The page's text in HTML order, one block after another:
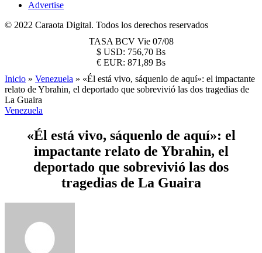
Advertise
© 2022 Caraota Digital. Todos los derechos reservados
TASA BCV Vie 07/08
$ USD: 756,70 Bs
€ EUR: 871,89 Bs
Inicio » Venezuela » «Él está vivo, sáquenlo de aquí»: el impactante
relato de Ybrahin, el deportado que sobrevivió las dos tragedias de
La Guaira
Venezuela
«Él está vivo, sáquenlo de aquí»: el
impactante relato de Ybrahin, el
deportado que sobrevivió las dos
tragedias de La Guaira